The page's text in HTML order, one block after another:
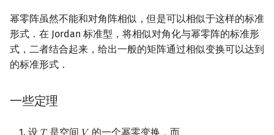
幂零阵虽然不能和对角阵相似，但是可以相似于这样的标准
形式．在 Jordan 标准型，将相似对角化与幂零阵的标准形
式，二者结合起来，给出一般的矩阵通过相似变换可以达到
的标准形式．
一些定理
设 是空间 的一个幂零变换，而